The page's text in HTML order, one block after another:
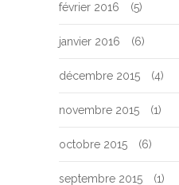
février 2016 (5)
janvier 2016 (6)
décembre 2015 (4)
novembre 2015 (1)
octobre 2015 (6)
septembre 2015 (1)